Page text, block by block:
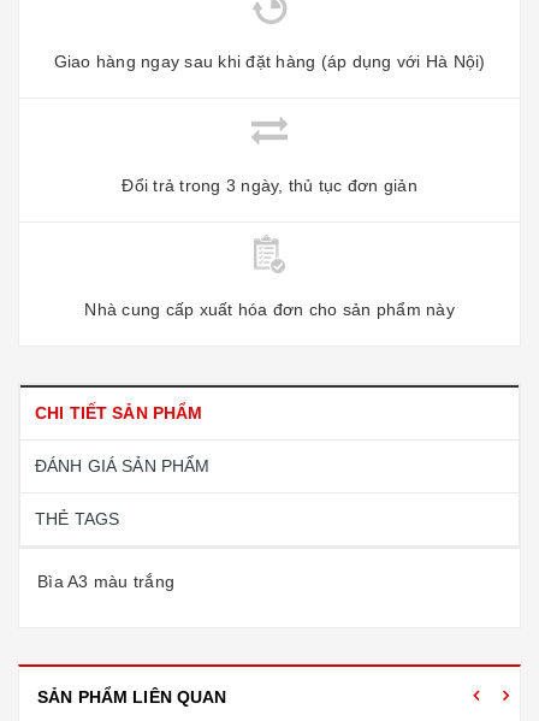
Giao hàng ngay sau khi đặt hàng (áp dụng với Hà Nội)
Đổi trả trong 3 ngày, thủ tục đơn giản
Nhà cung cấp xuất hóa đơn cho sản phẩm này
CHI TIẾT SẢN PHẨM
ĐÁNH GIÁ SẢN PHẨM
THẺ TAGS
Bìa A3 màu trắng
SẢN PHẨM LIÊN QUAN